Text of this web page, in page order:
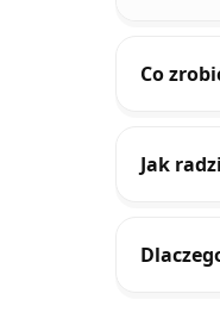
Co
Jak